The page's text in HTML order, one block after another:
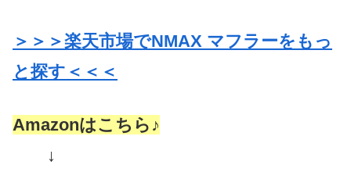
＞＞＞楽天市場でNMAX マフラーをもっ
と探す＜＜＜
Amazonはこちら♪
↓